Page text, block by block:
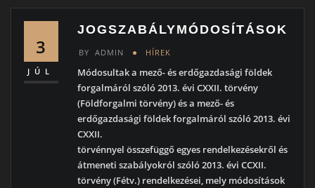
3
JÚL
JOGSZABÁLYMÓDOSÍTÁSOK
BY ADMIN HÍREK
Módosultak a mező- és erdőgazdasági földek
forgalmáról szóló 2013. évi CXXII. törvény
(Földforgalmi törvény) és a mező- és
erdőgazdasági földek forgalmáról szóló 2013. évi
CXXII.
törvénnyel összefüggő egyes rendelkezésekről és
átmeneti szabályokról szóló 2013. évi CCXII.
törvény (Fétv.) rendelkezései, mely módosítások